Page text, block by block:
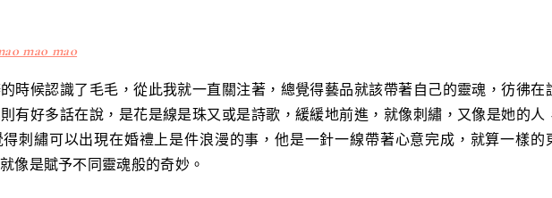
mao mao
時候認識了毛毛，從此我就一直關注著，總覺得藝品就該帶著自己的靈魂，彷彿在
有好多話在說，是花是線是珠又或是詩歌，緩緩地前進，就像刺繡，又像是她的人
刺繡可以出現在婚禮上是件浪漫的事，他是一針一線帶著心意完成，就算一樣的
像是賦予不同靈魂般的奇妙。